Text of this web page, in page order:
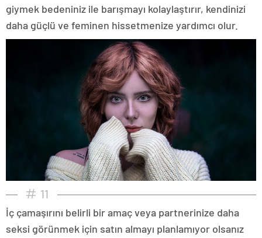
giymek bedeniniz ile barışmayı kolaylaştırır, kendinizi
daha güçlü ve feminen hissetmenize yardımcı olur.
11
İç çamaşırını belirli bir amaç veya partnerinize daha
seksi görünmek için satın almayı planlamıyor olsanız